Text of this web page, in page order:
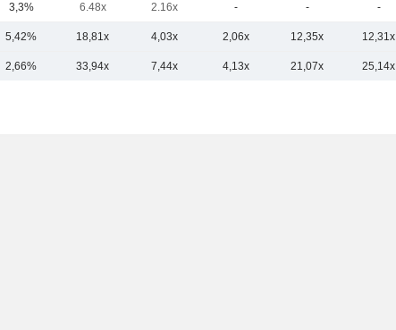
3,3% 6.48x 2.16x - - -
5,42% 18,81x 4,03x 2,06x 12,35x 12,31x
2,66% 33,94x 7,44x 4,13x 21,07x 25,14x